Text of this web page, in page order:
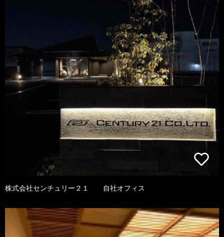
株式会社センチュリー２１ 自社オフィス